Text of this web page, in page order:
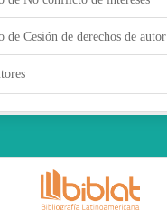
de Cesión de derechos de autor